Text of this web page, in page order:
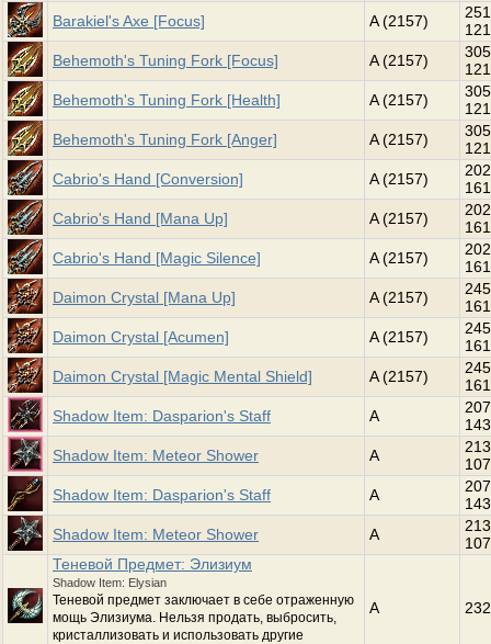
Barakiel's Axe [Focus]
A (2157)
121
Behemoth's Tuning Fork [Focus]
A (2157)
121
Behemoth's Tuning Fork [Health]
A (2157)
121
Behemoth's Tuning Fork [Anger]
A (2157)
121
Cabrio's Hand [Conversion]
A (2157)
161
Cabrio's Hand [Mana Up]
A (2157)
161
Cabrio's Hand [Magic Silence]
A (2157)
161
Daimon Crystal [Mana Up]
A (2157)
161
Daimon Crystal [Acumen]
A (2157)
161
Daimon Crystal [Magic Mental Shield]
A (2157)
161
Shadow Item: Dasparion's Staff
A
143
Shadow Item: Meteor Shower
A
107
Shadow Item: Dasparion's Staff
A
143
Shadow Item: Meteor Shower
A
107
Теневой Предмет: Элизиум
Shadow Item: Elysian
Теневой предмет заключает в себе отраженную
мощь Элизиума. Нельзя продать, выбросить,
кристаллизовать и использовать другие
A